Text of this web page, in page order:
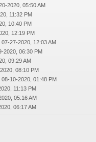
2020, 05:50 AM
11:32 PM
10:40 PM
12:19 PM
07-27-2020, 12:03 AM
2020, 06:30 PM
09:29 AM
08:10 PM
08-10-2020, 01:48 PM
11:13 PM
05:16 AM
06:17 AM